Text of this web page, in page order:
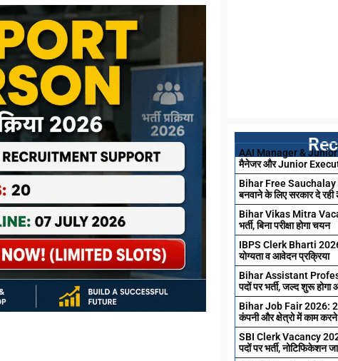
AAI Manager &
मैनेजर और Junior
Bihar Free Sauchalay
बनवाने के लिए सरकार दे
Bihar Vikas Mitra
भर्ती, बिना परीक्षा होगा चयन
IBPS Clerk Bharti
योग्यता व आवेदन प्रक्रिया
Bihar Assistant
पदों पर भर्ती, जल्द शुरू
Bihar Job Fair 2026:
कंपनी और क्षेत्रो में काम
SBI Clerk Vacancy
पदों पर भर्ती, नोटिफिकेशन